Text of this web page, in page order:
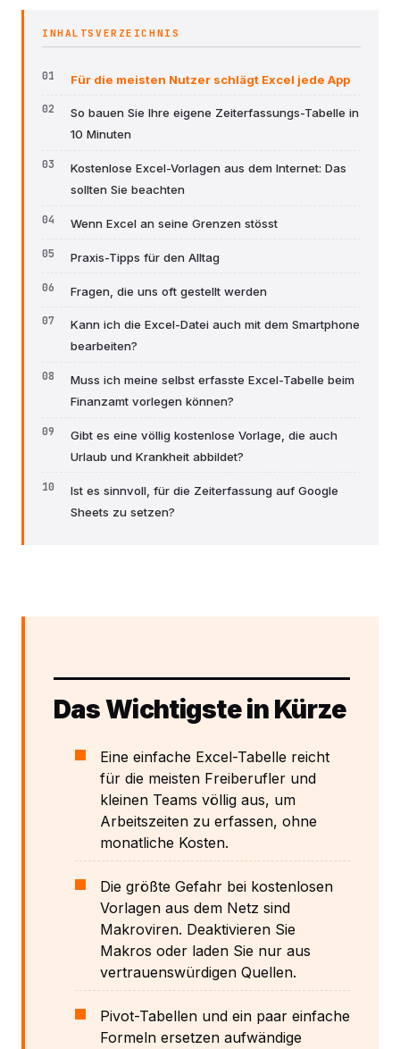
INHALTSVERZEICHNIS
Für die meisten Nutzer schlägt Excel jede App
So bauen Sie Ihre eigene Zeiterfassungs-Tabelle in
10 Minuten
Kostenlose Excel-Vorlagen aus dem Internet: Das
sollten Sie beachten
Wenn Excel an seine Grenzen stösst
Praxis-Tipps für den Alltag
Fragen, die uns oft gestellt werden
Kann ich die Excel-Datei auch mit dem Smartphone
bearbeiten?
Muss ich meine selbst erfasste Excel-Tabelle beim
Finanzamt vorlegen können?
Gibt es eine völlig kostenlose Vorlage, die auch
Urlaub und Krankheit abbildet?
Ist es sinnvoll, für die Zeiterfassung auf Google
Sheets zu setzen?
Das Wichtigste in Kürze
Eine einfache Excel-Tabelle reicht
für die meisten Freiberufler und
kleinen Teams völlig aus, um
Arbeitszeiten zu erfassen, ohne
monatliche Kosten.
Die größte Gefahr bei kostenlosen
Vorlagen aus dem Netz sind
Makroviren. Deaktivieren Sie
Makros oder laden Sie nur aus
vertrauenswürdigen Quellen.
Pivot-Tabellen und ein paar einfache
Formeln ersetzen aufwändige